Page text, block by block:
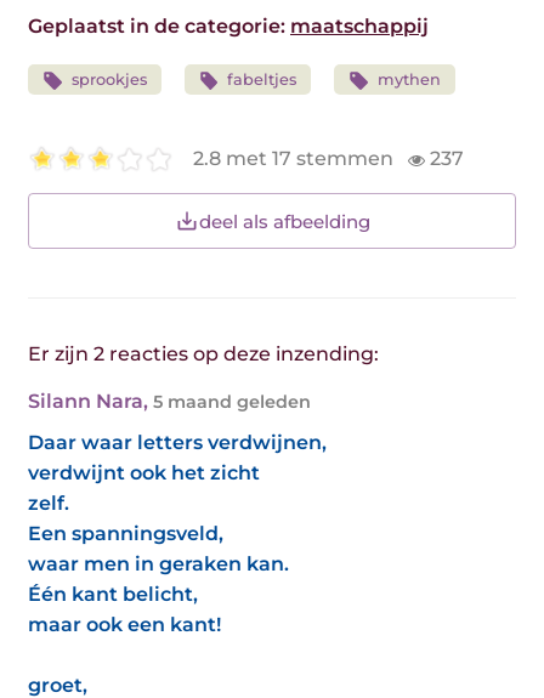
Geplaatst in de categorie: maatschappij
sprookjes fabeltjes mythen
2.8 met 17 stemmen 237
deel als afbeelding
Er zijn 2 reacties op deze inzending:
Silann Nara, 5 maand geleden
Daar waar letters verdwijnen,
verdwijnt ook het zicht
zelf.
Een spanningsveld,
waar men in geraken kan.
Één kant belicht,
maar ook een kant!
groet,